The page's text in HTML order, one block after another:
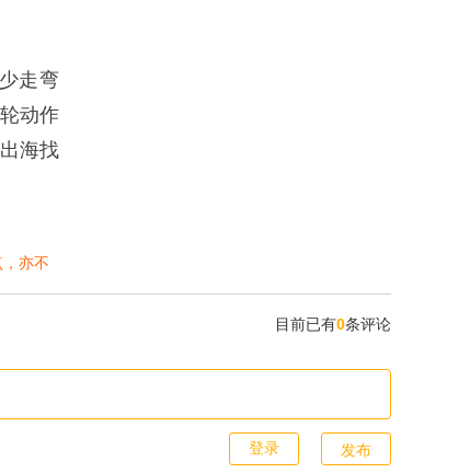
走弯
动作
海找
亦不
目前已有0条评论
发布